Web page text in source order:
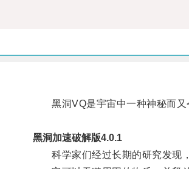
黑洞VQ是宇宙中一种神秘而又
黑洞加速破解版4.0.1
科学家们经过长期的研究发现，